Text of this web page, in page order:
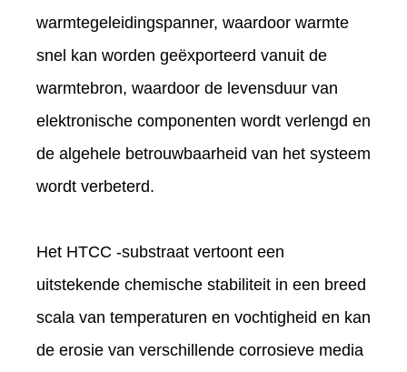
warmtegeleidingspanner, waardoor warmte
snel kan worden geëxporteerd vanuit de
warmtebron, waardoor de levensduur van
elektronische componenten wordt verlengd en
de algehele betrouwbaarheid van het systeem
wordt verbeterd.
Het HTCC -substraat vertoont een
uitstekende chemische stabiliteit in een breed
scala van temperaturen en vochtigheid en kan
de erosie van verschillende corrosieve media